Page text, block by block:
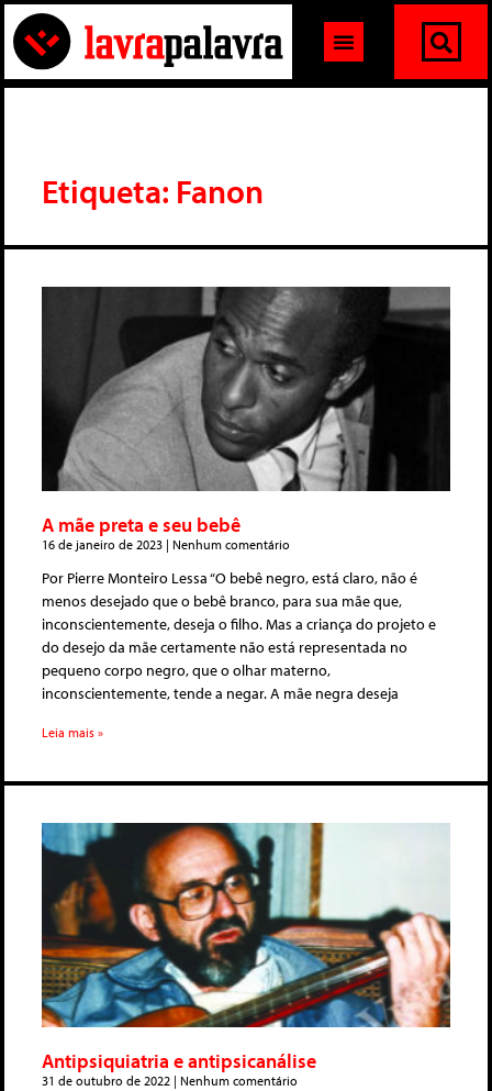
Etiqueta: Fanon
A mãe preta e seu bebê
16 de janeiro de 2023 Nenhum comentário
Por Pierre Monteiro Lessa “O bebê negro, está claro, não é
menos desejado que o bebê branco, para sua mãe que,
inconscientemente, deseja o filho. Mas a criança do projeto e
do desejo da mãe certamente não está representada no
pequeno corpo negro, que o olhar materno,
inconscientemente, tende a negar. A mãe negra deseja
Leia mais »
Antipsiquiatria e antipsicanálise
31 de outubro de 2022 Nenhum comentário